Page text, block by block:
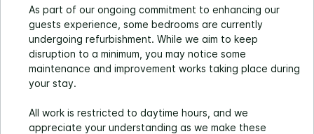
As part of our ongoing commitment to enhancing our
guests experience, some bedrooms are currently
undergoing refurbishment. While we aim to keep
disruption to a minimum, you may notice some
maintenance and improvement works taking place during
your stay.
All work is restricted to daytime hours, and we
appreciate your understanding as we make these